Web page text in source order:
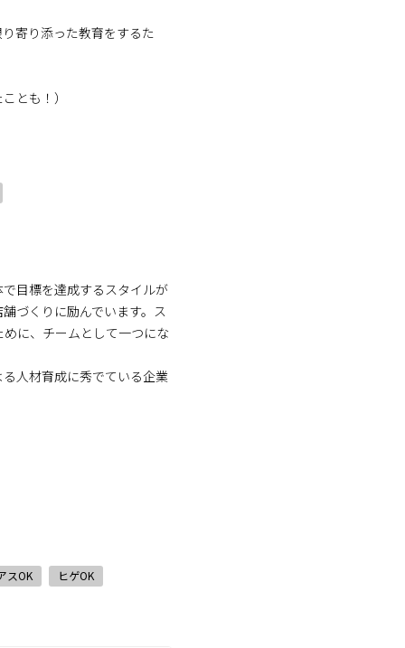
寄り添った教育をするた
とも！）
目標を達成するスタイルが
づくりに励んでいます。ス
に、チームとして一つにな
人材育成に秀でている企業
スOK
ヒゲOK